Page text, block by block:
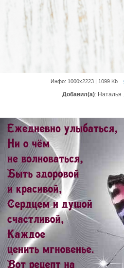
Инфо: 1000х2223 | 1099 Kb
Добавил(а): Наталья